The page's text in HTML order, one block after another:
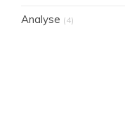
Analyse (4)